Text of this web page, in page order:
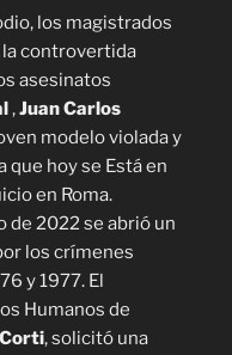
los magistrados
controvertida
asesinatos
,Juan Carlos
modelo violada y
que hoy se Está en
en Roma.
de 2022 se abrió un
los crímenes
y 1977. El
Humanos de
, solicitó una